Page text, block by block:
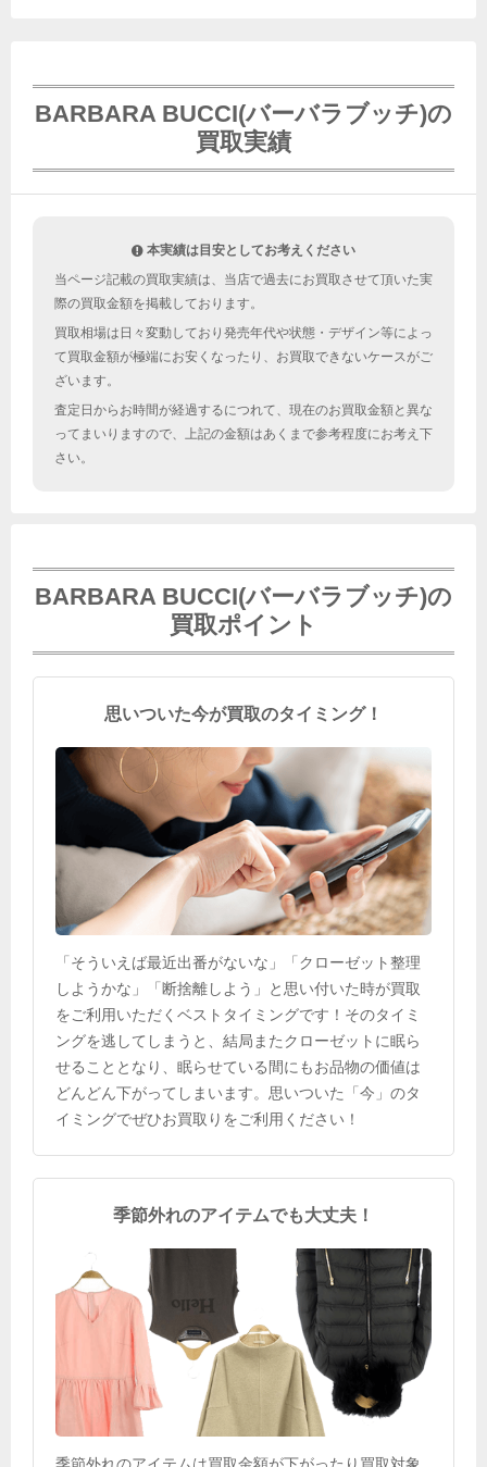
BARBARA BUCCI(バーバラブッチ)の
買取実績
本実績は目安としてお考えください
当ページ記載の買取実績は、当店で過去にお買取させて頂いた実
際の買取金額を掲載しております。
買取相場は日々変動しており発売年代や状態・デザイン等によっ
て買取金額が極端にお安くなったり、お買取できないケースがご
ざいます。
査定日からお時間が経過するにつれて、現在のお買取金額と異な
ってまいりますので、上記の金額はあくまで参考程度にお考え下
さい。
BARBARA BUCCI(バーバラブッチ)の
買取ポイント
思いついた今が買取のタイミング！
「そういえば最近出番がないな」「クローゼット整理
しようかな」「断捨離しよう」と思い付いた時が買取
をご利用いただくベストタイミングです！そのタイミ
ングを逃してしまうと、結局またクローゼットに眠ら
せることとなり、眠らせている間にもお品物の価値は
どんどん下がってしまいます。思いついた「今」のタ
イミングでぜひお買取りをご利用ください！
季節外れのアイテムでも大丈夫！